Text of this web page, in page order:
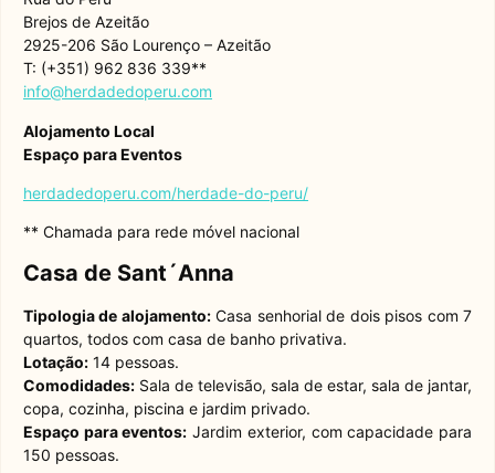
Brejos de Azeitão
2925-206 São Lourenço – Azeitão
T: (+351) 962 836 339**
info@herdadedoperu.com
Alojamento Local
Espaço para Eventos
herdadedoperu.com/herdade-do-peru/
** Chamada para rede móvel nacional
Casa de Sant´Anna
Tipologia de alojamento:Casa senhorial de dois pisos com 7
quartos, todos com casa de banho privativa.
Lotação: 14 pessoas.
Comodidades: Sala de televisão, sala de estar, sala de jantar,
copa, cozinha, piscina e jardim privado.
Espaço para eventos: Jardim exterior, com capacidade para
150 pessoas.